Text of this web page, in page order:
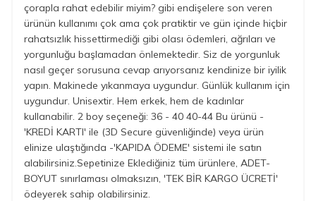
çorapla rahat edebilir miyim? gibi endişelere son veren
ürünün kullanımı çok ama çok pratiktir ve gün içinde hiçbir
rahatsızlık hissettirmediği gibi olası ödemleri, ağrıları ve
yorgunluğu başlamadan önlemektedir. Siz de yorgunluk
nasıl geçer sorusuna cevap arıyorsanız kendinize bir iyilik
yapın. Makinede yıkanmaya uygundur. Günlük kullanım için
uygundur. Unisextir. Hem erkek, hem de kadınlar
kullanabilir. 2 boy seçeneği: 36 - 40 40-44 Bu ürünü -
'KREDİ KARTI' ile (3D Secure güvenliğinde) veya ürün
elinize ulaştığında -'KAPIDA ÖDEME' sistemi ile satın
alabilirsiniz.Sepetinize Eklediğiniz tüm ürünlere, ADET-
BOYUT sınırlaması olmaksızın, 'TEK BİR KARGO ÜCRETİ'
ödeyerek sahip olabilirsiniz.